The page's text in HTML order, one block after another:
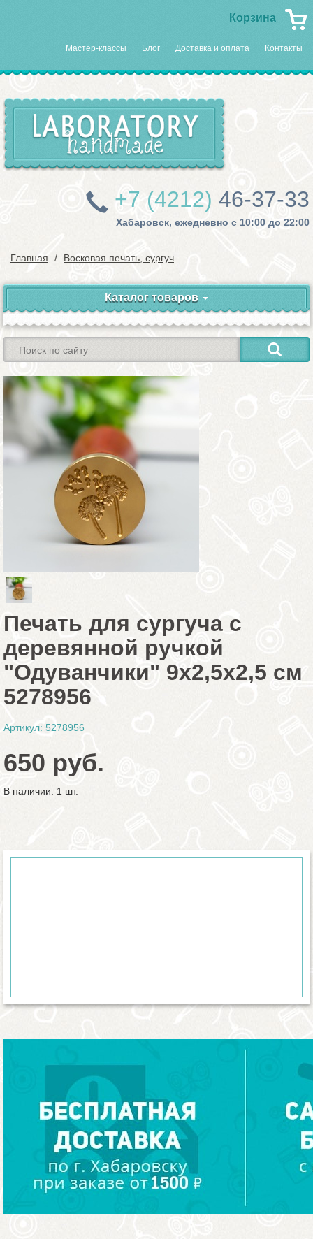
Корзина
Мастер-классы Блог Доставка и оплата Контакты
+7 (4212) 46-37-33
Хабаровск, ежедневно с 10:00 до 22:00
Главная Восковая печать, сургуч
Каталог товаров
Печать для сургуча с
деревянной ручкой
"Одуванчики" 9х2,5х2,5 см
5278956
Артикул: 5278956
650 руб.
В наличии: 1 шт.